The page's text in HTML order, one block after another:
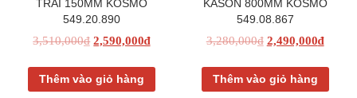
TRÁI 150MM KOSMO
549.20.890
3,510,000₫ 2,590,000₫
Thêm vào giỏ hàng
KASON 800MM KOSMO
549.08.867
3,280,000₫ 2,490,000₫
Thêm vào giỏ hàng